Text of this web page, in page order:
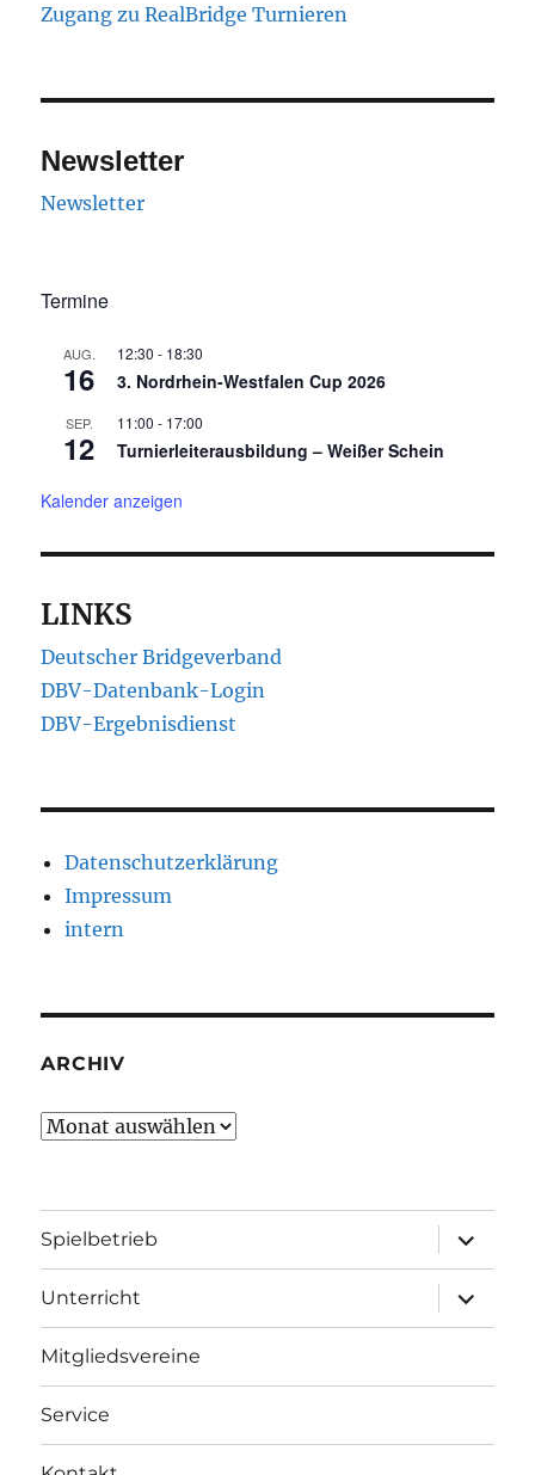
Zugang zu RealBridge Turnieren
Newsletter
Newsletter
Termine
AUG.
16
12:30 - 18:30
3. Nordrhein-Westfalen Cup 2026
SEP.
12
11:00 - 17:00
Turnierleiterausbildung – Weißer Schein
Kalender anzeigen
LINKS
Deutscher Bridgeverband
DBV-Datenbank-Login
DBV-Ergebnisdienst
Datenschutzerklärung
Impressum
intern
ARCHIV
Archiv
Spielbetrieb
öffnen
Unterricht
öffnen
Mitgliedsvereine
Service